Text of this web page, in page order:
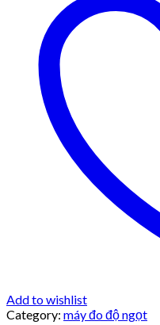
Add to wishlist
Category: máy đo độ ngọt